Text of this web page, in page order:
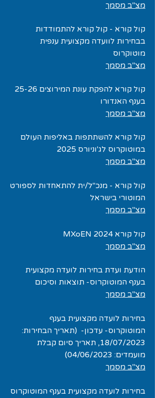
מצ"ב מסמך
קול קורא - קול קורא להתמודדות
בבחירות לוועדה מקצועית ענפית
מוטוקרוס
מצ"ב מסמך
קול קורא להפקת עונת המירוצים 25-26
בענף האנדורו
מצ"ב מסמך
קול קורא להשתתפות באליפות העולם
במוטוקרוס לג'וניורס 2025
מצ"ב מסמך
קול קורא - מנכ"ל/ית להתאחדות לספורט
המוטורי בישראל
מצ"ב מסמך
קול קורא MXoEN 2024
מצ"ב מסמך
הודעת ועדת בחירות לועדה מקצועית
בענף המוטוקרוס- תוצאות וסיכום
מצ"ב מסמך
בחירות לועדה מקצועית בענף
המוטוקרוס- עדכון- (תאריך הבחירות:
18/07/2023, תאריך סיום קבלת
מועמדים: 04/06/2023)
מצ"ב מסמך
בחירות לועדה מקצועית בענף המוטוקרוס